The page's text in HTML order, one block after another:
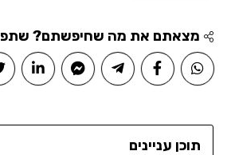
מצאתם את מה שחיפשתם?
תוכן עניינים